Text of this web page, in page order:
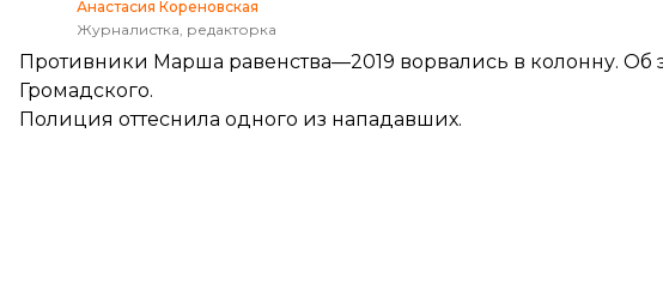
Анастасия Кореновская
Журналистка, редакторка
Противники Марша равенства—2019 ворвались в колонну. Об
Громадского.
Полиция оттеснила одного из нападавших.